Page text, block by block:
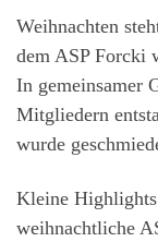
Weihnachten
dem ASP Forcki
In gemeinsamer
Mitgliedern
wurde
Kleine
weihnachtliche